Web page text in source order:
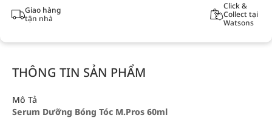
Giao hàng
tận nhà
Click &
Collect tại
Watsons
THÔNG TIN SẢN PHẨM
Mô Tả
Serum Dưỡng Bóng Tóc M.Pros 60ml